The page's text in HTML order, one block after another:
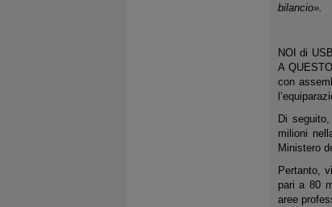
bilancio».
NOI di
A
con
Di
milioni
Ministero
Pertanto,
pari a 80
aree